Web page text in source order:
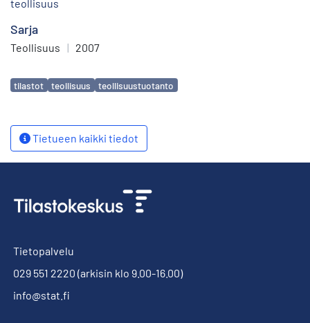
teollisuus
Sarja
Teollisuus | 2007
Avainsanat
tilastot teollisuus teollisuustuotanto
Tietueen kaikki tiedot
Tietopalvelu
029 551 2220 (arkisin klo 9.00-16.00)
info@stat.fi